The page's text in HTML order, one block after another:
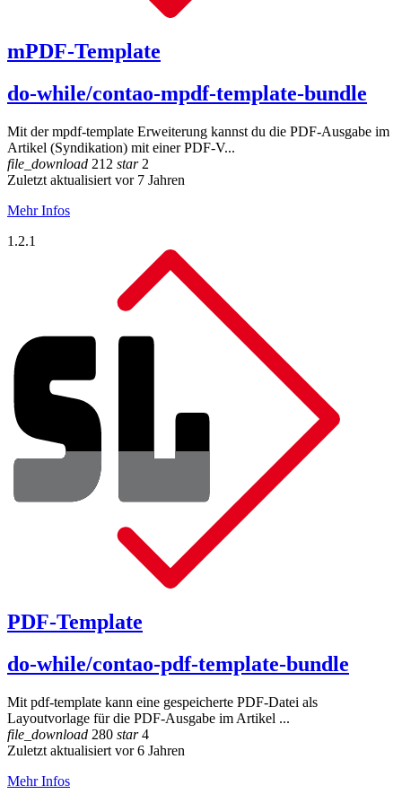
mPDF-Template
do-while/contao-mpdf-template-bundle
Mit der mpdf-template Erweiterung kannst du die PDF-Ausgabe im
Artikel (Syndikation) mit einer PDF-V...
file_download 212 star2
Zuletzt aktualisiert vor 7 Jahren
Mehr Infos
1.2.1
PDF-Template
do-while/contao-pdf-template-bundle
Mit pdf-template kann eine gespeicherte PDF-Datei als
Layoutvorlage für die PDF-Ausgabe im Artikel ...
file_download 280 star4
Zuletzt aktualisiert vor 6 Jahren
Mehr Infos